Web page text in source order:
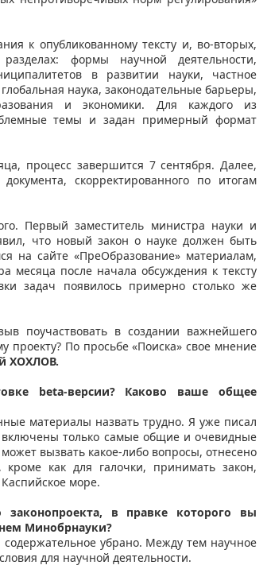
к опубликованному тексту и, во-вторых,
формы научной деятельности,
в развитии науки, частное
наука, законодательные барьеры,
и экономики. Для каждого из
темы и задан примерный формат
процесс завершится 7 сентября. Далее,
скорректированного по итогам
Первый заместитель министра науки и
что новый закон о науке должен быть
на сайте «ПреОбразование» материалам,
месяца после начала обсуждения к тексту
задач появилось примерно столько же
поучаствовать в создании важнейшего
проекту? По просьбе «Поиска» свое мнение
ХОХЛОВ.
beta-версии? Каково ваше общее
материалы назвать трудно. Я уже писал
включены только самые общие и очевидные
вызвать какое-либо вопросы, отнесено
как для галочки, принимать закон,
море.
в правке которого вы
Минобрнауки?
убрано. Между тем научное
для научной деятельности.